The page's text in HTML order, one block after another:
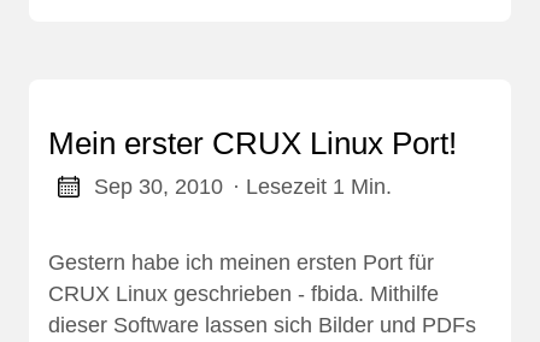
Mein erster CRUX Linux Port!
Sep 30, 2010 · Lesezeit 1 Min.
Gestern habe ich meinen ersten Port für
CRUX Linux geschrieben - fbida. Mithilfe
dieser Software lassen sich Bilder und PDFs